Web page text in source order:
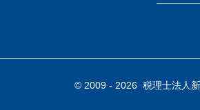
© 2009 - 2026 税理士法人